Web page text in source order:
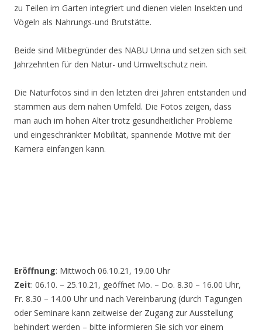
zu Teilen im Garten integriert und dienen vielen Insekten und
Vögeln als Nahrungs-und Brutstätte.
Beide sind Mitbegründer des NABU Unna und setzen sich seit
Jahrzehnten für den Natur- und Umweltschutz nein.
Die Naturfotos sind in den letzten drei Jahren entstanden und
stammen aus dem nahen Umfeld. Die Fotos zeigen, dass
man auch im hohen Alter trotz gesundheitlicher Probleme
und eingeschränkter Mobilität, spannende Motive mit der
Kamera einfangen kann.
Eröffnung: Mittwoch 06.10.21, 19.00 Uhr
Zeit: 06.10. – 25.10.21, geöffnet Mo. – Do. 8.30 – 16.00 Uhr,
Fr. 8.30 – 14.00 Uhr und nach Vereinbarung (durch Tagungen
oder Seminare kann zeitweise der Zugang zur Ausstellung
behindert werden – bitte informieren Sie sich vor einem